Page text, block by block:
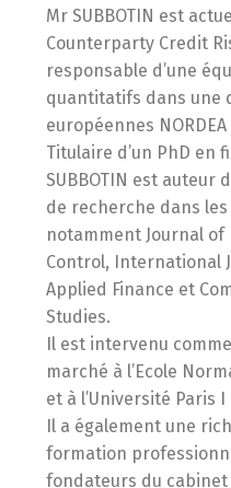
Mr SUBBOTIN est
Counterparty Credit
responsable d’une
quantitatifs dans une
européennes NORDEA
Titulaire d’un PhD en
SUBBOTIN est auteur
de recherche dans
notamment Journal of
Control, International
Applied Finance et
Studies.
Il est intervenu
marché à l’Ecole
et à l’Université Paris
Il a également une
formation
fondateurs du